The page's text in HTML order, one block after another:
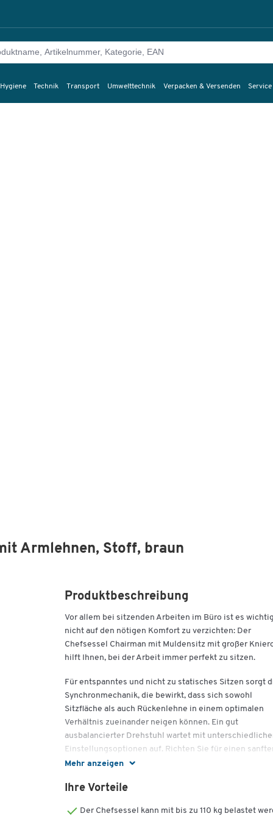
Technik Transport Umwelttechnik Verpacken & Versenden
Armlehnen, Stoff, braun
Mehr anzeigen
Produktbeschreibung
Vor allem bei sitzenden Arbeiten im Büro ist es
nicht auf den nötigen Komfort zu verzichten: Der
Chefsessel Chairman mit Muldensitz mit großer
hilft Ihnen, bei der Arbeit immer perfekt zu sitzen.
Für entspanntes und nicht zu statisches Sitzen sorgt
Synchronmechanik, die bewirkt, dass sich sowohl
Sitzfläche als auch Rückenlehne in einem optimalen
Verhältnis zueinander neigen können. Ein gut
ausbalancierter Drehstuhl wartet mit
Einstellungsoptionen auf. Richten Sie für einen
Anpressdruck der Rückenlehne die Federkraft nach
mehrere Nutzer einen Stuhl teilen..
Der Stuhl besitzt eine 670 Millimeter hohe
Ihre Vorteile
Der Chefsessel kann mit bis zu 110 kg belastet